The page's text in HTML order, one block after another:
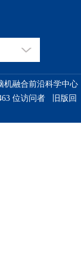
机融合前沿科学中心
位访问者
旧版回